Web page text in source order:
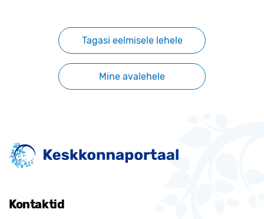
Tagasi eelmisele lehele
Mine avalehele
Kontaktid